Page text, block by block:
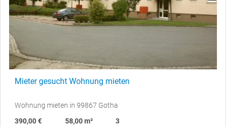
Mieter gesucht Wohnung mieten
Wohnung mieten in 99867 Gotha
390,00 €
58,00 m²
3